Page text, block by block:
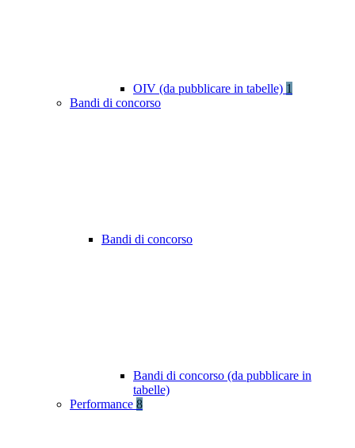
OIV (da pubblicare in tabelle) 1
Bandi di concorso
Bandi di concorso
Bandi di concorso (da pubblicare in
tabelle)
Performance 8